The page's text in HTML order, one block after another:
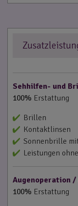
Sehhilfen- und
100% Erstattung
Brillen
Kontaktlinsen
Sonnenbrille
Leistungen
Augenoperation /
100% Erstattung